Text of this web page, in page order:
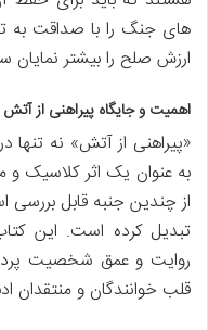
های جنگ را با صداقت به
ارزش صلح را بیشتر نمایان
اهمیت و جایگاه پیراهنی از آتش
«پیراهنی از آتش» نه تنها
به عنوان یک اثر کلاسیک
از چندین جنبه قابل بررسی
تبدیل کرده است. این
روایت و عمق شخصیت
قلب خوانندگان و منتقدان